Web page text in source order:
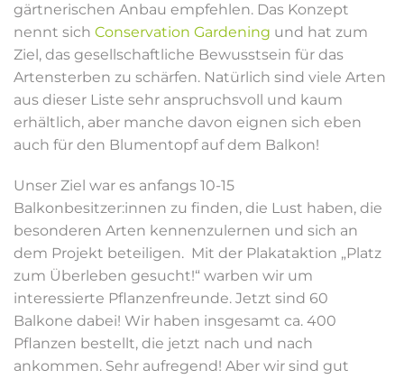
gärtnerischen Anbau empfehlen. Das Konzept
nennt sich Conservation Gardening und hat zum
Ziel, das gesellschaftliche Bewusstsein für das
Artensterben zu schärfen. Natürlich sind viele Arten
aus dieser Liste sehr anspruchsvoll und kaum
erhältlich, aber manche davon eignen sich eben
auch für den Blumentopf auf dem Balkon!
Unser Ziel war es anfangs 10-15
Balkonbesitzer:innen zu finden, die Lust haben, die
besonderen Arten kennenzulernen und sich an
dem Projekt beteiligen. Mit der Plakataktion „Platz
zum Überleben gesucht!“ warben wir um
interessierte Pflanzenfreunde. Jetzt sind 60
Balkone dabei! Wir haben insgesamt ca. 400
Pflanzen bestellt, die jetzt nach und nach
ankommen. Sehr aufregend! Aber wir sind gut